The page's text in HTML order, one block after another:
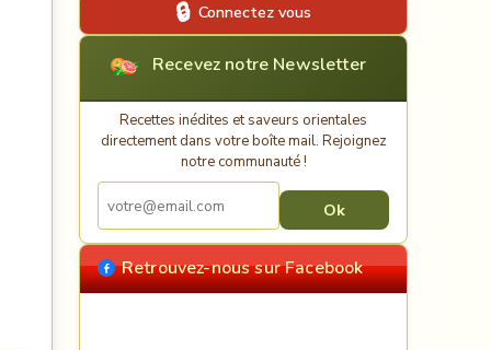
Connectez vous
Recevez notre Newsletter
Recettes inédites et saveurs orientales
directement dans votre boîte mail. Rejoignez
notre communauté !
Retrouvez-nous sur Facebook